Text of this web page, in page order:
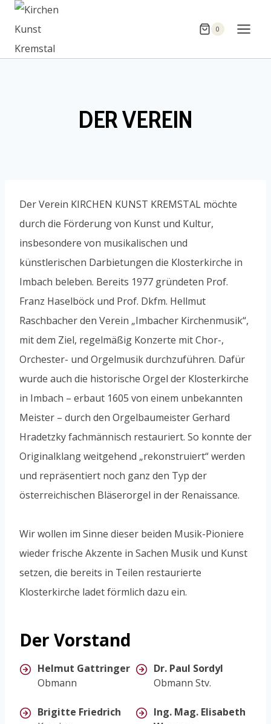
Zum
Inhalt
springen
0
DER VEREIN
Der Verein KIRCHEN KUNST KREMSTAL möchte
durch die Förderung von Kunst und Kultur,
insbesondere von musikalischen und
künstlerischen Darbietungen die Klosterkirche in
Imbach beleben. Bereits 1977 gründeten Prof.
Franz Haselböck und Prof. Dkfm. Hellmut
Raschbacher den Verein „Imbacher Kirchenmusik“,
mit dem Ziel, regelmäßig Konzerte mit Chor-,
Orchester- und Orgelmusik durchzuführen. Dafür
wurde auch die historische Orgel der Klosterkirche
in Imbach – erbaut 1605 von einem unbekannten
Meister – durch den Orgelbaumeister Gerhard
Hradetzky fachmännisch restauriert. So konnte der
Originalklang weitgehend „rekonstruiert“ werden
und repräsentiert noch ganz den Typ der
österreichischen Bläserorgel in der Renaissance.
Wir wollen im Sinne dieser beiden Musik-Pioniere
wieder frische Akzente in Sachen Musik und Kunst
setzen, die bereits in Teilen restaurierte
Klosterkirche ladet förmlich dazu ein.
Der Vorstand
Helmut Gattringer
Obmann
Dr. Paul Sordyl
Obmann Stv.
Brigitte Friedrich
Ing. Mag. Elisabeth